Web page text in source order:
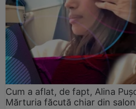
Cum a aflat, de fapt, Alina
Mărturia făcută chiar din